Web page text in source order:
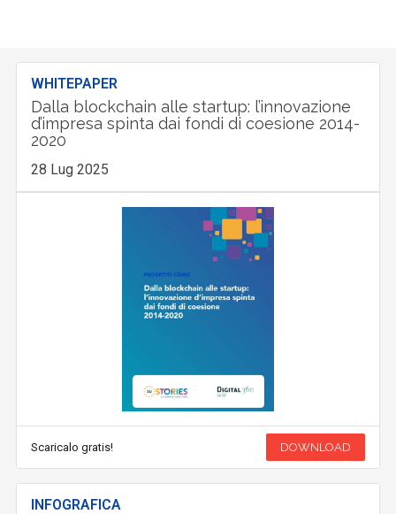
WHITEPAPER
Dalla blockchain alle startup: l’innovazione
d’impresa spinta dai fondi di coesione 2014-
2020
28 Lug 2025
Scaricalo gratis! DOWNLOAD
INFOGRAFICA